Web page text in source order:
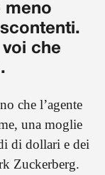
meno
che
che l’agente
una moglie
di dollari e dei
Zuckerberg.